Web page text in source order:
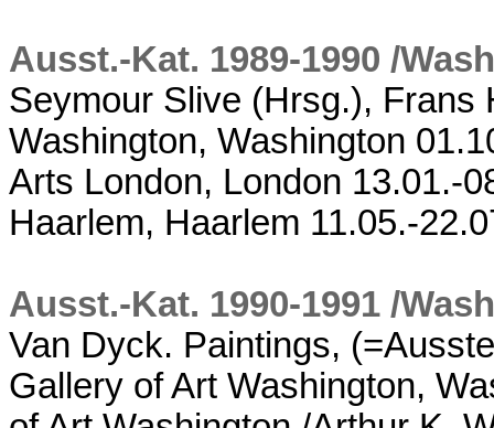
Ausst.-Kat. 1989-1990 /
Seymour Slive (Hrsg.), Frans
Washington, Washington
Arts London, London 13.01.-
Haarlem, Haarlem 11.05.-
Ausst.-Kat. 1990-1991 /
Van Dyck. Paintings,
Gallery of Art Washington,